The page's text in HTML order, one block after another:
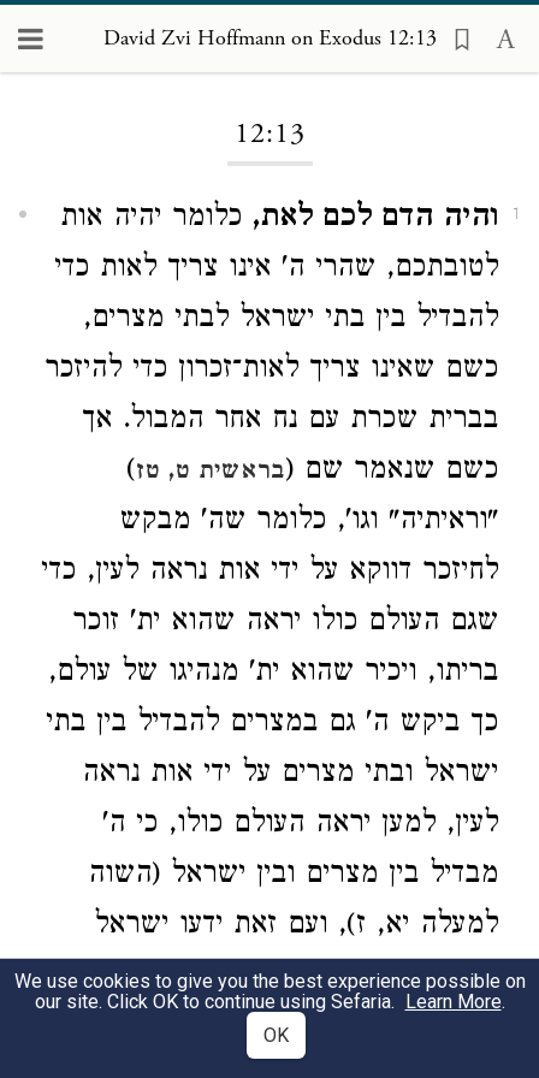
David Zvi Hoffmann on Exodus 12:13
12:13
1 והיה הדם לכם לאת, כלומר יהיה אות
לטובתכם, שהרי ה' אינו צריך לאות כדי
להבדיל בין בתי ישראל לבתי מצרים,
כשם שאינו צריך לאות־זכרון כדי להיזכר
בברית שכרת עם נח אחר המבול. אך
כשם שנאמר שם (בראשית ט, טז)
"וראיתיה" וגו', כלומר שה' מבקש
לחיזכר דווקא על ידי אות נראה לעין, כדי
שגם העולם כולו יראה שהוא ית' זוכר
בריתו, ויכיר שהוא ית' מנהיגו של עולם,
כך ביקש ה' גם במצרים להבדיל בין בתי
ישראל ובתי מצרים על ידי אות נראה
לעין, למען יראה העולם כולו, כי ה'
מבדיל בין מצרים ובין ישראל (השוה
למעלה יא, ז), ועם זאת ידעו ישראל
שהם חייבים את הצלתם רק לעבודת ה'
הבאה לידי ביטוי על ידי מעשה.
We use cookies to give you the best experience possible on
our site. Click OK to continue using Sefaria. Learn More.
OK